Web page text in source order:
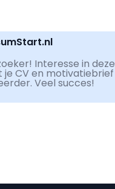
Interesse in
je CV en
Veel succes!